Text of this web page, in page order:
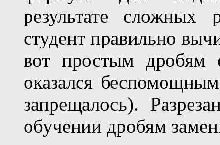
результате сложных
студент правильно
вот простым
оказался
запрещалось).
обучении дробям